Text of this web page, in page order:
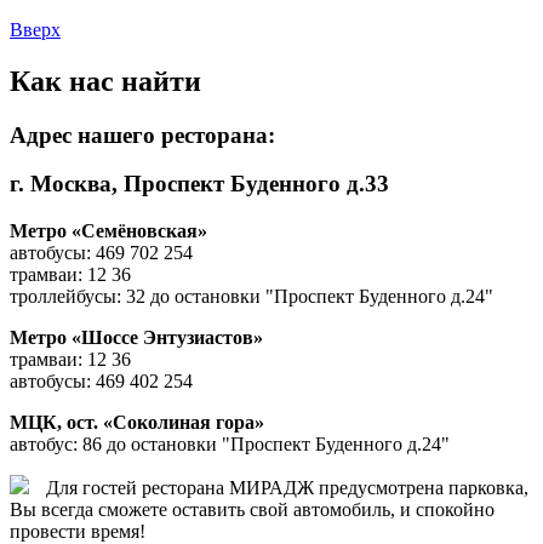
Вверх
Как нас найти
Адрес нашего ресторана:
г. Москва, Проспект Буденного д.33
Метро «Семёновская»
автобусы: 469 702 254
трамваи: 12 36
троллейбусы: 32 до остановки "Проспект Буденного д.24"
Метро «Шоссе Энтузиастов»
трамваи: 12 36
автобусы: 469 402 254
МЦК, ост. «Соколиная гора»
автобус: 86 до остановки "Проспект Буденного д.24"
Для гостей ресторана МИРАДЖ предусмотрена парковка,
Вы всегда сможете оставить свой автомобиль, и спокойно
провести время!